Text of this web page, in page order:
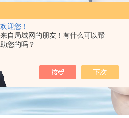
欢迎您！
来自局域网的朋友！有什么可以帮
助您的吗？